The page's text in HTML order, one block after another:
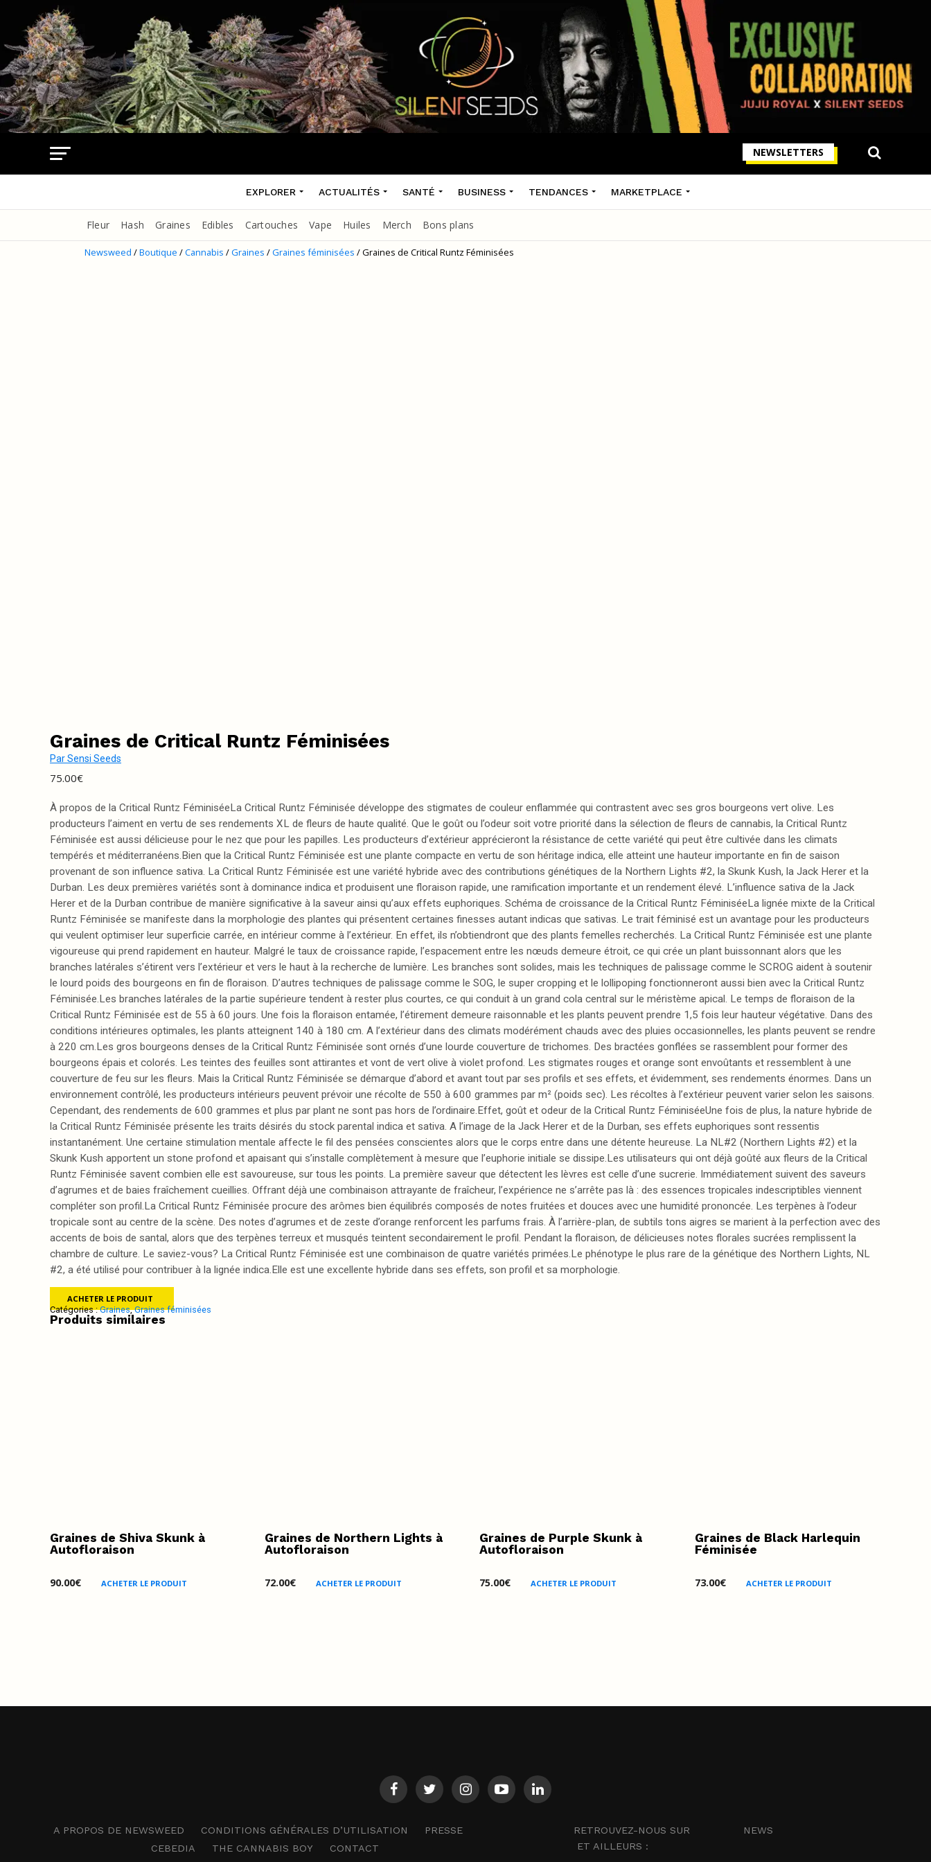
NEWSLETTERS
EXPLORER ACTUALITÉS SANTÉ BUSINESS TENDANCES MARKETPLACE
Fleur Hash Graines Edibles Cartouches Vape Huiles Merch Bons plans
Newsweed /Boutique /Cannabis /Graines /Graines féminisées / Graines de Critical Runtz Féminisées
Graines de Critical Runtz Féminisées
ParSensi Seeds
75.00€
À propos de la Critical Runtz FéminiséeLa Critical Runtz Féminisée développe des stigmates de couleur enflammée qui contrastent avec ses gros bourgeons vert olive. Les
producteurs l’aiment en vertu de ses rendements XL de fleurs de haute qualité. Que le goût ou l’odeur soit votre priorité dans la sélection de fleurs de cannabis, la Critical Runtz
Féminisée est aussi délicieuse pour le nez que pour les papilles. Les producteurs d’extérieur apprécieront la résistance de cette variété qui peut être cultivée dans les climats
tempérés et méditerranéens.Bien que la Critical Runtz Féminisée est une plante compacte en vertu de son héritage indica, elle atteint une hauteur importante en fin de saison
provenant de son influence sativa. La Critical Runtz Féminisée est une variété hybride avec des contributions génétiques de la Northern Lights #2, la Skunk Kush, la Jack Herer et la
Durban. Les deux premières variétés sont à dominance indica et produisent une floraison rapide, une ramification importante et un rendement élevé. L’influence sativa de la Jack
Herer et de la Durban contribue de manière significative à la saveur ainsi qu’aux effets euphoriques. Schéma de croissance de la Critical Runtz FéminiséeLa lignée mixte de la Critical
Runtz Féminisée se manifeste dans la morphologie des plantes qui présentent certaines finesses autant indicas que sativas. Le trait féminisé est un avantage pour les producteurs
qui veulent optimiser leur superficie carrée, en intérieur comme à l’extérieur. En effet, ils n’obtiendront que des plants femelles recherchés. La Critical Runtz Féminisée est une plante
vigoureuse qui prend rapidement en hauteur. Malgré le taux de croissance rapide, l’espacement entre les nœuds demeure étroit, ce qui crée un plant buissonnant alors que les
branches latérales s’étirent vers l’extérieur et vers le haut à la recherche de lumière. Les branches sont solides, mais les techniques de palissage comme le SCROG aident à soutenir
le lourd poids des bourgeons en fin de floraison. D’autres techniques de palissage comme le SOG, le super cropping et le lollipoping fonctionneront aussi bien avec la Critical Runtz
Féminisée.Les branches latérales de la partie supérieure tendent à rester plus courtes, ce qui conduit à un grand cola central sur le méristème apical. Le temps de floraison de la
Critical Runtz Féminisée est de 55 à 60 jours. Une fois la floraison entamée, l’étirement demeure raisonnable et les plants peuvent prendre 1,5 fois leur hauteur végétative. Dans des
conditions intérieures optimales, les plants atteignent 140 à 180 cm. A l’extérieur dans des climats modérément chauds avec des pluies occasionnelles, les plants peuvent se rendre
à 220 cm.Les gros bourgeons denses de la Critical Runtz Féminisée sont ornés d’une lourde couverture de trichomes. Des bractées gonflées se rassemblent pour former des
bourgeons épais et colorés. Les teintes des feuilles sont attirantes et vont de vert olive à violet profond. Les stigmates rouges et orange sont envoûtants et ressemblent à une
couverture de feu sur les fleurs. Mais la Critical Runtz Féminisée se démarque d’abord et avant tout par ses profils et ses effets, et évidemment, ses rendements énormes. Dans un
environnement contrôlé, les producteurs intérieurs peuvent prévoir une récolte de 550 à 600 grammes par m² (poids sec). Les récoltes à l’extérieur peuvent varier selon les saisons.
Cependant, des rendements de 600 grammes et plus par plant ne sont pas hors de l’ordinaire.Effet, goût et odeur de la Critical Runtz FéminiséeUne fois de plus, la nature hybride de
la Critical Runtz Féminisée présente les traits désirés du stock parental indica et sativa. A l’image de la Jack Herer et de la Durban, ses effets euphoriques sont ressentis
instantanément. Une certaine stimulation mentale affecte le fil des pensées conscientes alors que le corps entre dans une détente heureuse. La NL#2 (Northern Lights #2) et la
Skunk Kush apportent un stone profond et apaisant qui s’installe complètement à mesure que l’euphorie initiale se dissipe.Les utilisateurs qui ont déjà goûté aux fleurs de la Critical
Runtz Féminisée savent combien elle est savoureuse, sur tous les points. La première saveur que détectent les lèvres est celle d’une sucrerie. Immédiatement suivent des saveurs
d’agrumes et de baies fraîchement cueillies. Offrant déjà une combinaison attrayante de fraîcheur, l’expérience ne s’arrête pas là : des essences tropicales indescriptibles viennent
compléter son profil.La Critical Runtz Féminisée procure des arômes bien équilibrés composés de notes fruitées et douces avec une humidité prononcée. Les terpènes à l’odeur
tropicale sont au centre de la scène. Des notes d’agrumes et de zeste d’orange renforcent les parfums frais. À l’arrière-plan, de subtils tons aigres se marient à la perfection avec des
accents de bois de santal, alors que des terpènes terreux et musqués teintent secondairement le profil. Pendant la floraison, de délicieuses notes florales sucrées remplissent la
chambre de culture. Le saviez-vous? La Critical Runtz Féminisée est une combinaison de quatre variétés primées.Le phénotype le plus rare de la génétique des Northern Lights, NL
#2, a été utilisé pour contribuer à la lignée indica.Elle est une excellente hybride dans ses effets, son profil et sa morphologie.
ACHETER LE PRODUIT
Catégories :Graines,Graines féminisées
Produits similaires
Graines de Shiva Skunk à
Autofloraison
90.00€ ACHETER LE PRODUIT
Graines de Northern Lights à
Autofloraison
72.00€ ACHETER LE PRODUIT
Graines de Purple Skunk à
Autofloraison
75.00€ ACHETER LE PRODUIT
Graines de Black Harlequin
Féminisée
73.00€ ACHETER LE PRODUIT
A PROPOS DE NEWSWEED CONDITIONS GÉNÉRALES D’UTILISATION
PRESSE
CEBEDIA
THE CANNABIS BOY CONTACT
RETROUVEZ-NOUS SUR
NEWS
ET AILLEURS :